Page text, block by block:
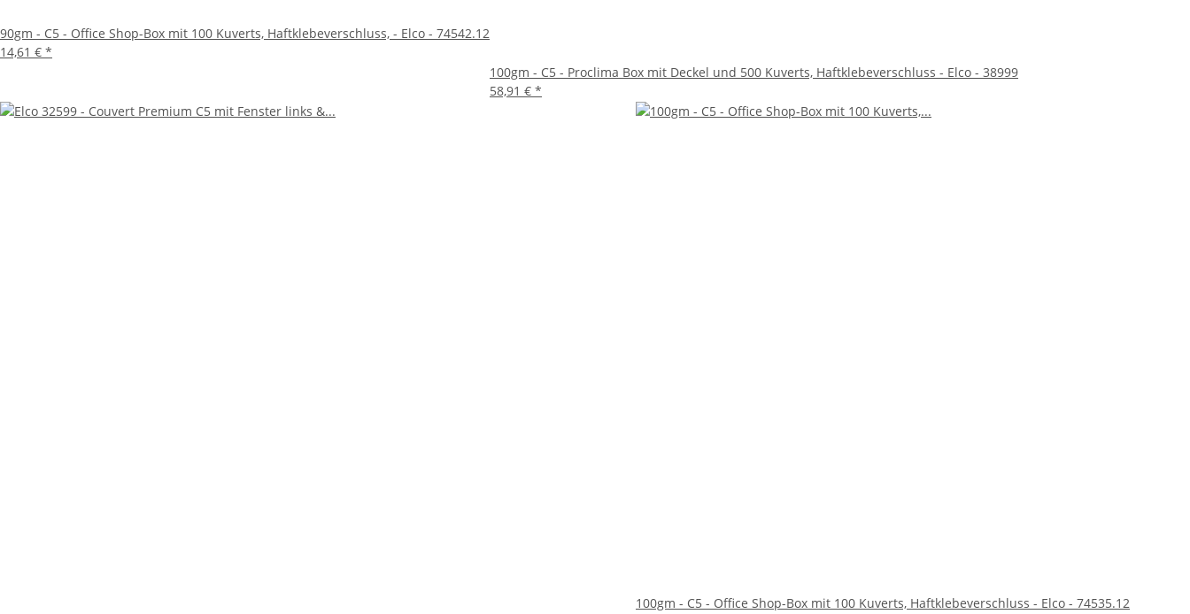
90gm - C5 - Office Shop-Box mit 100 Kuverts, Haftklebeverschluss, - Elco - 74542.12
14,61 € *
100gm - C5 - Proclima Box mit Deckel und 500 Kuverts, Haftklebeverschluss - Elco - 38999
58,91 € *
100gm - C5 - Office Shop-Box mit 100 Kuverts, Haftklebeverschluss - Elco - 74535.12